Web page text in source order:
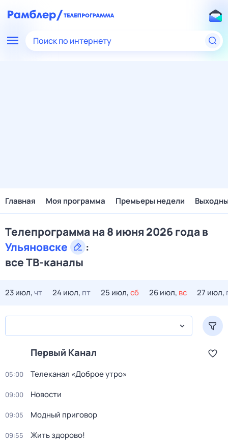
Поиск по интернету
Главная Моя программа Премьеры недели
Телепрограмма на 8 июня 2026 года в
Ульяновске
:
все ТВ-каналы
23 июл,чт 24 июл, пт 25 июл,сб 26 июл, вс 27 июл,
Первый Канал
05:00 Телеканал «Доброе утро»
09:00 Новости
09:05 Модный приговор
09:55 Жить здорово!